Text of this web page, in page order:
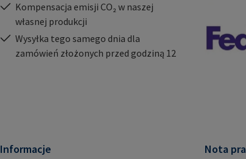
Kompensacja emisji CO₂ w naszej
własnej produkcji
Wysyłka tego samego dnia dla
zamówień złożonych przed godziną 12
Informacje Nota